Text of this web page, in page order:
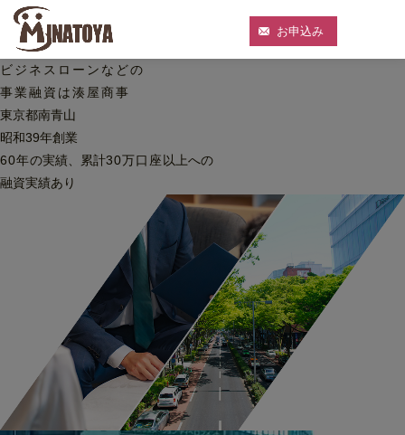
お申込み
ビジネスローンなどの
事業融資は湊屋商事
東京都南青山
昭和39年創業
60年の実績、累計30万口座 以上への
融資実績あり